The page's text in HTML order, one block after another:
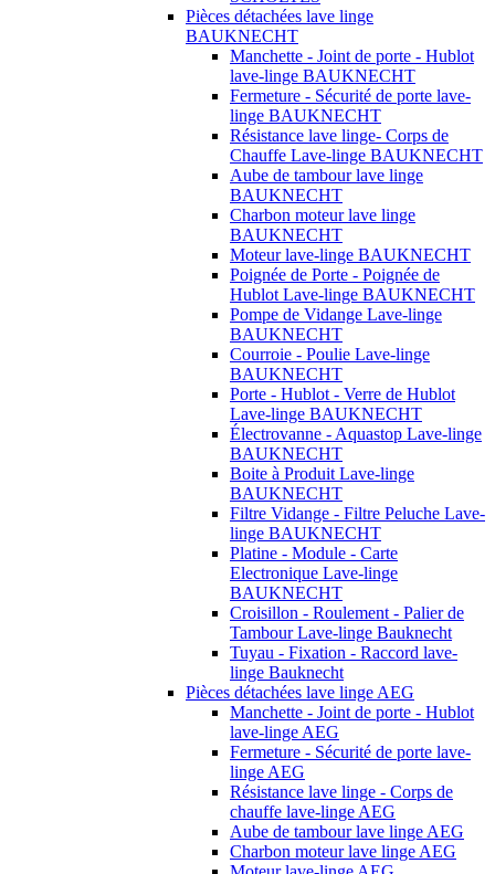
Pièces détachées lave linge
BAUKNECHT
Manchette - Joint de porte - Hublot
lave-linge BAUKNECHT
Fermeture - Sécurité de porte lave-
linge BAUKNECHT
Résistance lave linge- Corps de
Chauffe Lave-linge BAUKNECHT
Aube de tambour lave linge
BAUKNECHT
Charbon moteur lave linge
BAUKNECHT
Moteur lave-linge BAUKNECHT
Poignée de Porte - Poignée de
Hublot Lave-linge BAUKNECHT
Pompe de Vidange Lave-linge
BAUKNECHT
Courroie - Poulie Lave-linge
BAUKNECHT
Porte - Hublot - Verre de Hublot
Lave-linge BAUKNECHT
Électrovanne - Aquastop Lave-linge
BAUKNECHT
Boite à Produit Lave-linge
BAUKNECHT
Filtre Vidange - Filtre Peluche Lave-
linge BAUKNECHT
Platine - Module - Carte
Electronique Lave-linge
BAUKNECHT
Croisillon - Roulement - Palier de
Tambour Lave-linge Bauknecht
Tuyau - Fixation - Raccord lave-
linge Bauknecht
Pièces détachées lave linge AEG
Manchette - Joint de porte - Hublot
lave-linge AEG
Fermeture - Sécurité de porte lave-
linge AEG
Résistance lave linge - Corps de
chauffe lave-linge AEG
Aube de tambour lave linge AEG
Charbon moteur lave linge AEG